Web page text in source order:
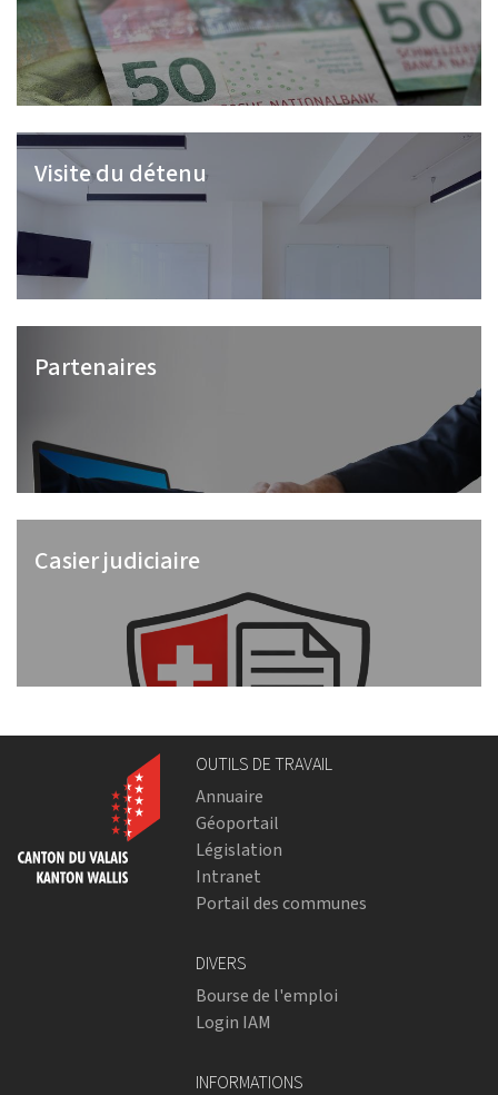
Visite du détenu
Partenaires
Casier judiciaire
OUTILS DE TRAVAIL
Annuaire
Géoportail
Législation
Intranet
Portail des communes
DIVERS
Bourse de l'emploi
Login IAM
INFORMATIONS